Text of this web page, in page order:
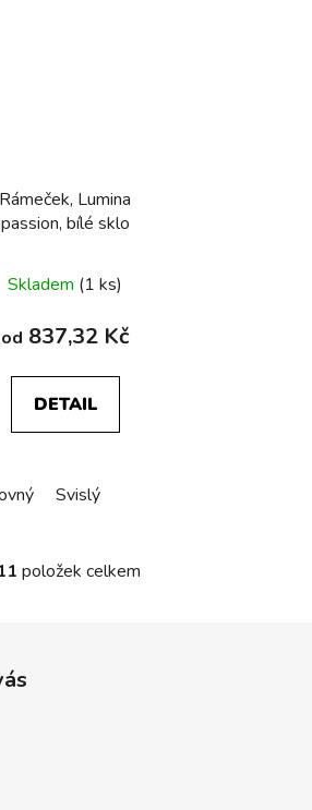
Rámeček, Lumina
passion, bílé sklo
Skladem (1 ks)
od 837,32 Kč
DETAIL
Svislý
O
položek celkem